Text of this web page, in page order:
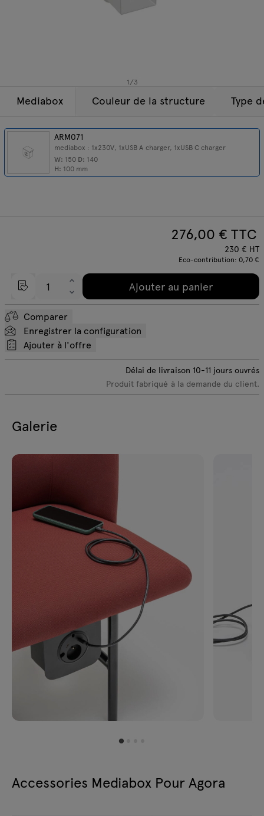
1/3
Mediabox
ARM071
mediabox : 1x230V, 1xUSB A charger, 1xUSB C charger
W: 150 D: 140
H: 100 mm
Couleur de la structure Type
276,00 € TTC
230 € HT
Eco-contribution: 0,70 €
Ajouter au panier
Comparer
Enregistrer la configuration
Ajouter à l'offre
Délai de livraison 10-11 jours ouvrés
Produit fabriqué à la demande du client.
Galerie
Accessories Mediabox Pour Agora